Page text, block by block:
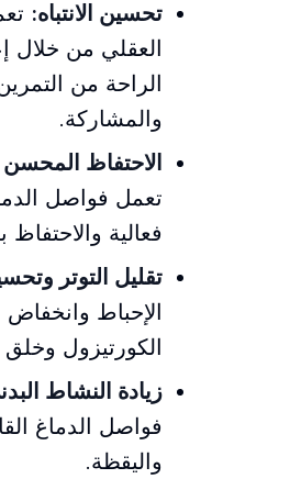
تحسين الانتباه:
العقلي من خلال
الراحة من
والمشاركة.
الاحتفاظ المحسن
تعمل فواصل
فعالية
تقليل التوتر
الإحباط
الكورتيزول وخلق
زيادة النشاط
فواصل الدماغ
واليقظة.